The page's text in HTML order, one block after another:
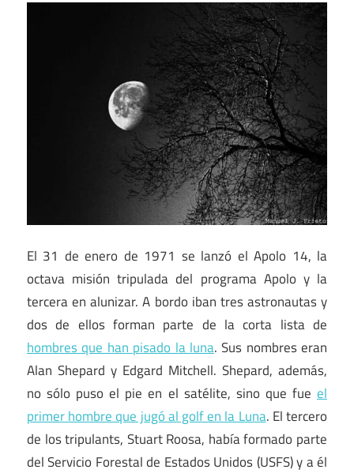
El 31 de enero de 1971 se lanzó el Apolo 14, la
octava misión tripulada del programa Apolo y la
tercera en alunizar. A bordo iban tres astronautas y
dos de ellos forman parte de la corta lista de
hombres que han pisado la luna. Sus nombres eran
Alan Shepard y Edgard Mitchell. Shepard, además,
no sólo puso el pie en el satélite, sino que fue el
primer hombre que jugó al golf en la Luna. El tercero
de los tripulants, Stuart Roosa, había formado parte
del Servicio Forestal de Estados Unidos (USFS) y a él